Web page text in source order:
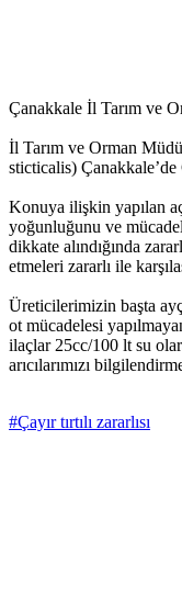
Çanakkale İl Tarım ve
İl Tarım ve Orman
sticticalis)
Konuya ilişkin yapılan
yoğunluğunu ve
dikkate alındığında
etmeleri zararlı ile
Üreticilerimizin başta
ot mücadelesi
ilaçlar 25cc/100 lt su
arıcılarımızı
#Çayır tırtılı zararlısı